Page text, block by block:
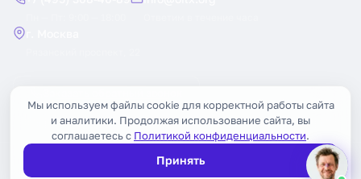
© 2026 OILX. Все права защищены.
Мы используем файлы cookie для корректной работы сайта
и аналитики. Продолжая использование сайта, вы
соглашаетесь с Политикой конфиденциальности.
Принять